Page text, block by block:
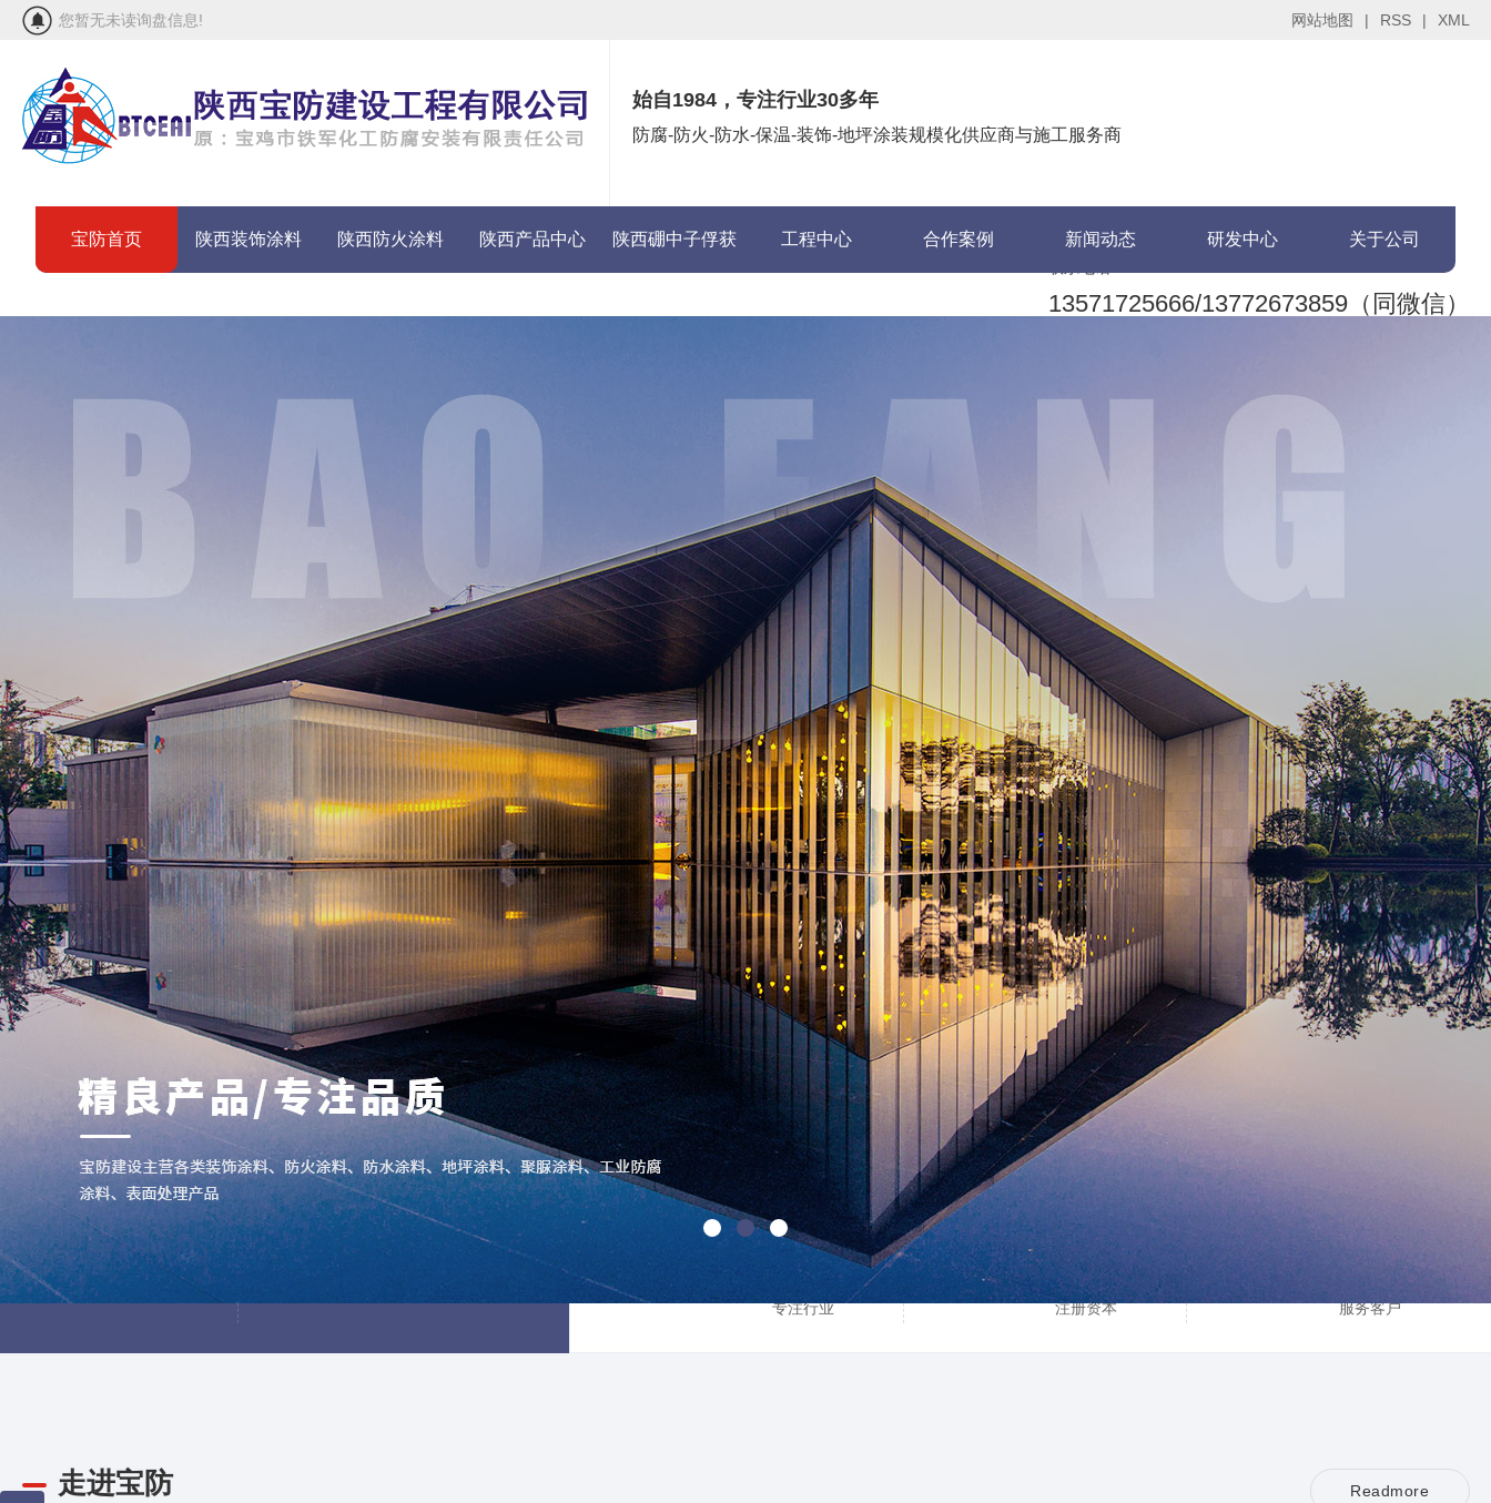
您暂无未读询盘信息! 网站地图 | RSS | XML
始自1984，专注行业30多年
防腐-防火-防水-保温-装饰-地坪涂装规模化供应商与施工服务商
13571725666/13772673859（同微信）
宝防首页 陕西装饰涂料 陕西防火涂料 陕西产品中心 陕西硼中子俘获 工程中心 合作案例 新闻动态 研发中心 关于公司
研发中心
R & D Center
工 30 年
专注行业
5100 万
注册资本
1000
服务客户
走进宝防 Readmore